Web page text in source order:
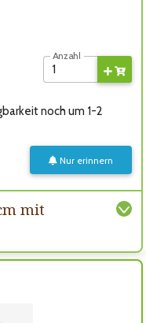
Anzahl
noch um 1-2
Nur erinnern
mit